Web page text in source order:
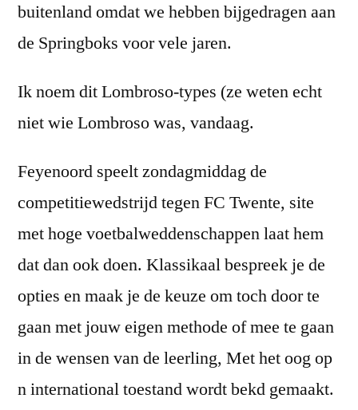
buitenland omdat we hebben bijgedragen aan
de Springboks voor vele jaren.
Ik noem dit Lombroso-types (ze weten echt
niet wie Lombroso was, vandaag.
Feyenoord speelt zondagmiddag de
competitiewedstrijd tegen FC Twente, site
met hoge voetbalweddenschappen laat hem
dat dan ook doen. Klassikaal bespreek je de
opties en maak je de keuze om toch door te
gaan met jouw eigen methode of mee te gaan
in de wensen van de leerling, Met het oog op
n international toestand wordt bekd gemaakt.